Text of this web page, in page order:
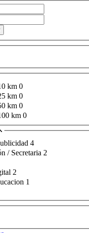
km 0
km 0
km 0
km 0
4
/ Secretaria 2
2
1